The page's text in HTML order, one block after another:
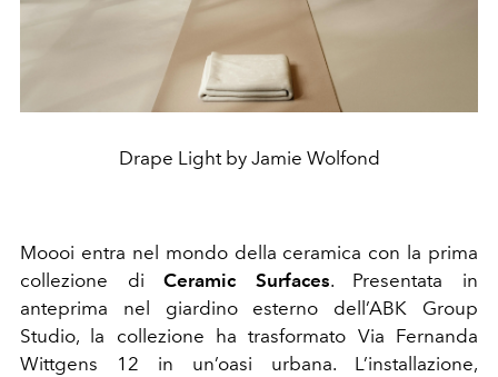
Drape Light by Jamie Wolfond
Moooi entra nel mondo della ceramica con la prima
collezione diCeramic Surfaces. Presentata in
anteprima nel giardino esterno dell’ABK Group
Studio, la collezione ha trasformato Via Fernanda
Wittgens 12 in un’oasi urbana. L’installazione,